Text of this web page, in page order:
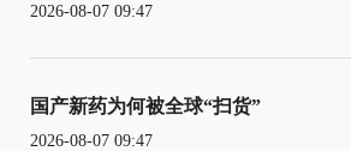
2026-08-07 09:47
国产新药为何被全球“扫货”
2026-08-07 09:47